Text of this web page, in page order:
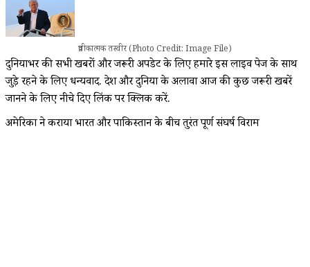
प्रतीकात्मक तस्वीर (Photo Credit: Image File)
दुनियाभर की सभी खबरों और जरूरी अपडेट के लिए हमारे इस लाइव पेज के साथ
जुड़े रहने के लिए धन्यवाद. देश और दुनिया के अलावा आज की कुछ जरूरी खबरें
जानने के लिए नीचे दिए लिंक पर क्लिक करें.
अमेरिका ने कराया भारत और पाकिस्तान के बीच तुरंत पूर्ण संघर्ष विराम